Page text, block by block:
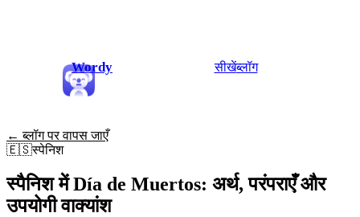
Wordy सीखेंब्लॉग
← ब्लॉग पर वापस जाएँ
🇪🇸स्पेनिश
स्पैनिश में Día de Muertos: अर्थ, परंपराएँ और
उपयोगी वाक्यांश